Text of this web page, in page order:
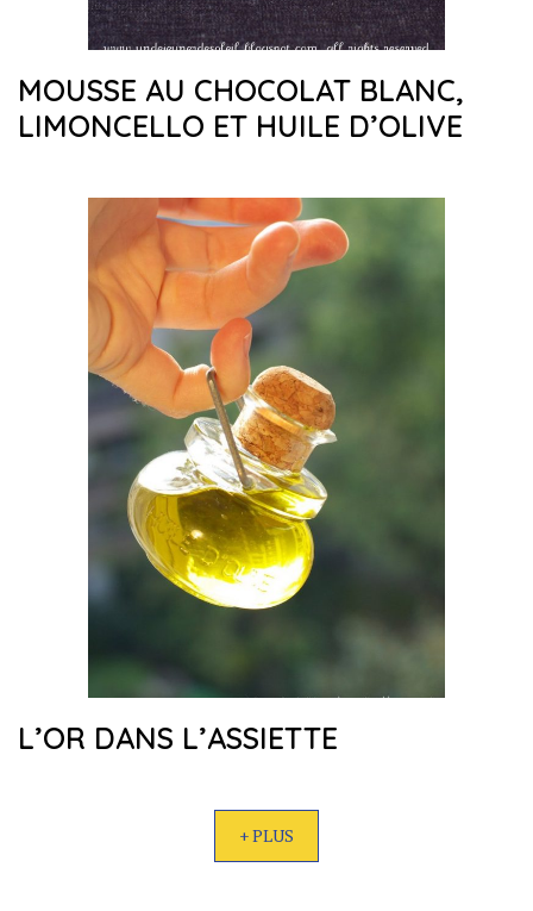
MOUSSE AU CHOCOLAT BLANC,
LIMONCELLO ET HUILE D’OLIVE
L’OR DANS L’ASSIETTE
+ PLUS